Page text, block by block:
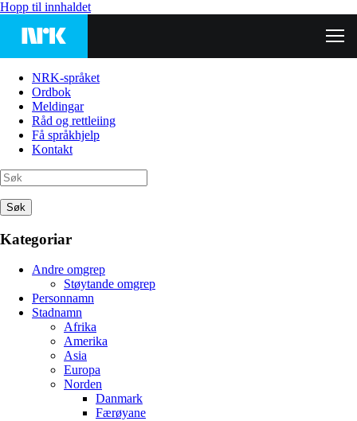
Hopp til innhaldet
NRK-språket
Ordbok
Meldingar
Råd og rettleiing
Få språkhjelp
Kontakt
Søk
Kategoriar
Andre omgrep
Støytande omgrep
Personnamn
Stadnamn
Afrika
Amerika
Asia
Europa
Norden
Danmark
Færøyane